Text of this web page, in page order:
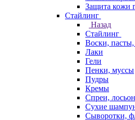
Защита кожи
Стайлинг
Назад
Стайлинг
Воски,
Лаки
Гели
Пенки, муссы
Пудры
Кремы
Спреи,
Сухие
Сыворотки,